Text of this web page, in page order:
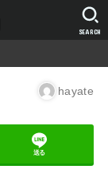
SEARCH
hayate
送る